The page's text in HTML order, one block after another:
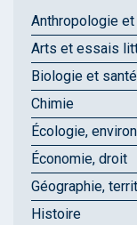
Anthropologie
Arts et essais
Biologie et santé
Chimie
Écologie,
Économie, droit
Géographie,
Histoire